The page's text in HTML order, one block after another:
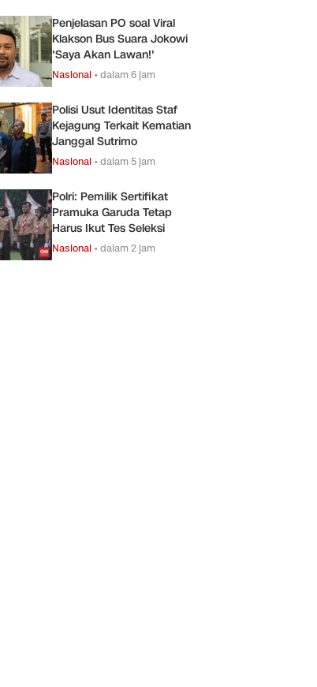
Penjelasan PO soal Viral
Klakson Bus Suara Jokowi
'Saya Akan Lawan!'
Nasional •dalam 6 jam
Polisi Usut Identitas Staf
Kejagung Terkait Kematian
Janggal Sutrimo
Nasional •dalam 5 jam
Polri: Pemilik Sertifikat
Pramuka Garuda Tetap
Harus Ikut Tes Seleksi
Nasional •dalam 2 jam